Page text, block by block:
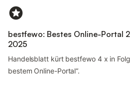
bestfewo: Bestes Online-Portal
2025
Handelsblatt kürt bestfewo 4 x in
bestem Online-Portal“.